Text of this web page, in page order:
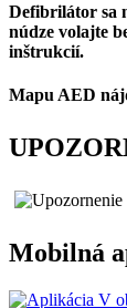
Defibrilátor sa
núdze volajte
inštrukcií.
Mapu AED
Mobilná